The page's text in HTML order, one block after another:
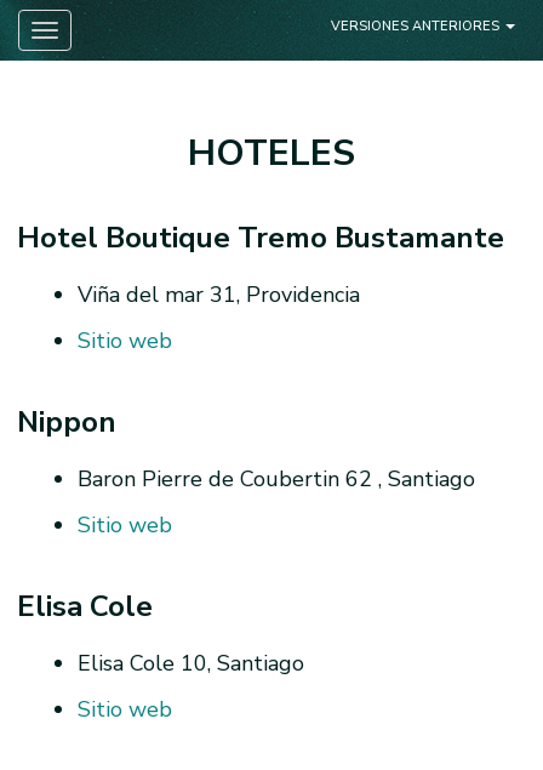
Toggle navigation VERSIONES ANTERIORES
HOTELES
Hotel Boutique Tremo Bustamante
Viña del mar 31, Providencia
Sitio web
Nippon
Baron Pierre de Coubertin 62 , Santiago
Sitio web
Elisa Cole
Elisa Cole 10, Santiago
Sitio web